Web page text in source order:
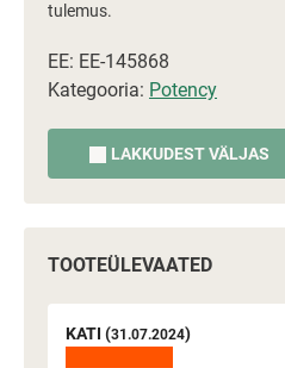
tulemus.
EE: EE-145868
Kategooria: Potency
LAKKUDEST VÄLJAS
TOOTEÜLEVAATED
KATI (31.07.2024)